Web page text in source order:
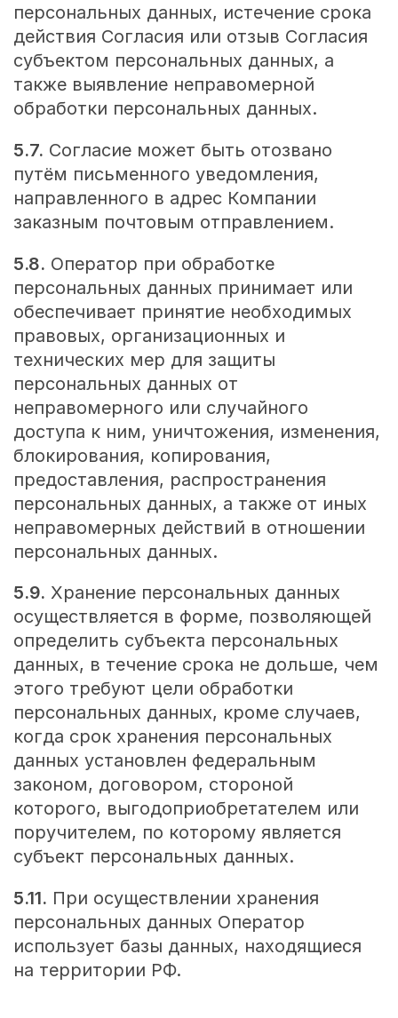
персональных данных, истечение срока
действия Согласия или отзыв Согласия
субъектом персональных данных, а
также выявление неправомерной
обработки персональных данных.
5.7. Согласие может быть отозвано
путём письменного уведомления,
направленного в адрес Компании
заказным почтовым отправлением.
5.8. Оператор при обработке
персональных данных принимает или
обеспечивает принятие необходимых
правовых, организационных и
технических мер для защиты
персональных данных от
неправомерного или случайного
доступа к ним, уничтожения, изменения,
блокирования, копирования,
предоставления, распространения
персональных данных, а также от иных
неправомерных действий в отношении
персональных данных.
5.9. Хранение персональных данных
осуществляется в форме, позволяющей
определить субъекта персональных
данных, в течение срока не дольше, чем
этого требуют цели обработки
персональных данных, кроме случаев,
когда срок хранения персональных
данных установлен федеральным
законом, договором, стороной
которого, выгодоприобретателем или
поручителем, по которому является
субъект персональных данных.
5.11. При осуществлении хранения
персональных данных Оператор
использует базы данных, находящиеся
на территории РФ.